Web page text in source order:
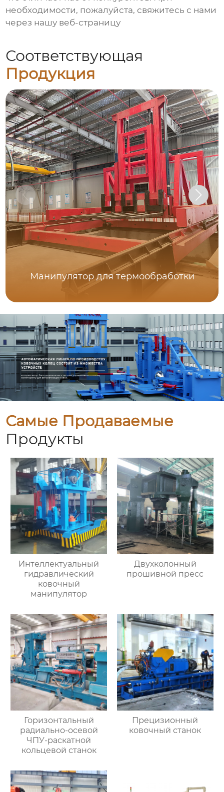
необходимости, пожалуйста, свяжитесь с нами
через нашу веб-страницу
Соответствующая
Продукция
Манипулятор для термообработки
Самые Продаваемые
Продукты
Интеллектуальный
гидравлический
ковочный
манипулятор
Двухколонный
прошивной пресс
Горизонтальный
радиально-осевой
ЧПУ-раскатной
кольцевой станок
Прецизионный
ковочный станок